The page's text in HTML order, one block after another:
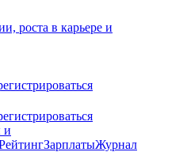
роста в карьере и
и
ЗарплатыЖурнал